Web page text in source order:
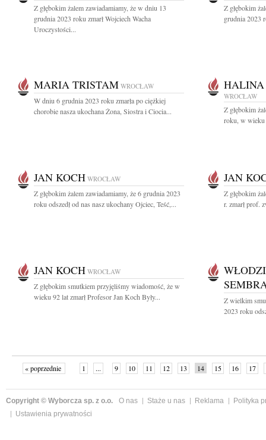
Z głębokim żalem zawiadamiamy, że w dniu 13
grudnia 2023 roku zmarł Wojciech Wacha
Uroczystości...
Z głębokim
grudnia 2023
MARIA TRISTAM WROCŁAW
W dniu 6 grudnia 2023 roku zmarła po ciężkiej
chorobie nasza ukochana Żona, Siostra i Ciocia...
HALINA
WROCŁAW
Z głębokim
roku, w wieku
JAN KOCH WROCŁAW
Z głębokim żalem zawiadamiamy, że 6 grudnia 2023
roku odszedł od nas nasz ukochany Ojciec, Teść,...
JAN
Z głębokim
r. zmarł prof.
JAN KOCH WROCŁAW
Z głębokim smutkiem przyjęliśmy wiadomość, że w
wieku 92 lat zmarł Profesor Jan Koch Były...
Z wielkim
2023 roku
« poprzednie 1 ... 9 10 11 12 13 14 15 16 17
Copyright © Wyborcza sp. z o.o. O nas Staże u nas Reklama
Polityka
Ustawienia prywatności